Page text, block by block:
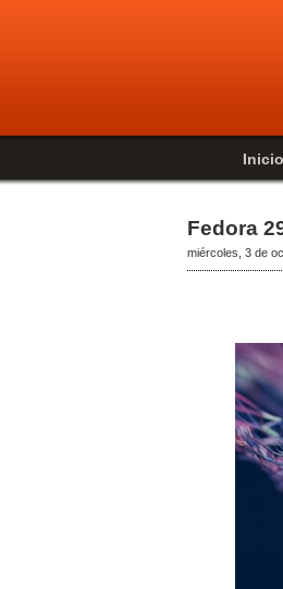
Inicio
Fedora
miércoles, 3 de